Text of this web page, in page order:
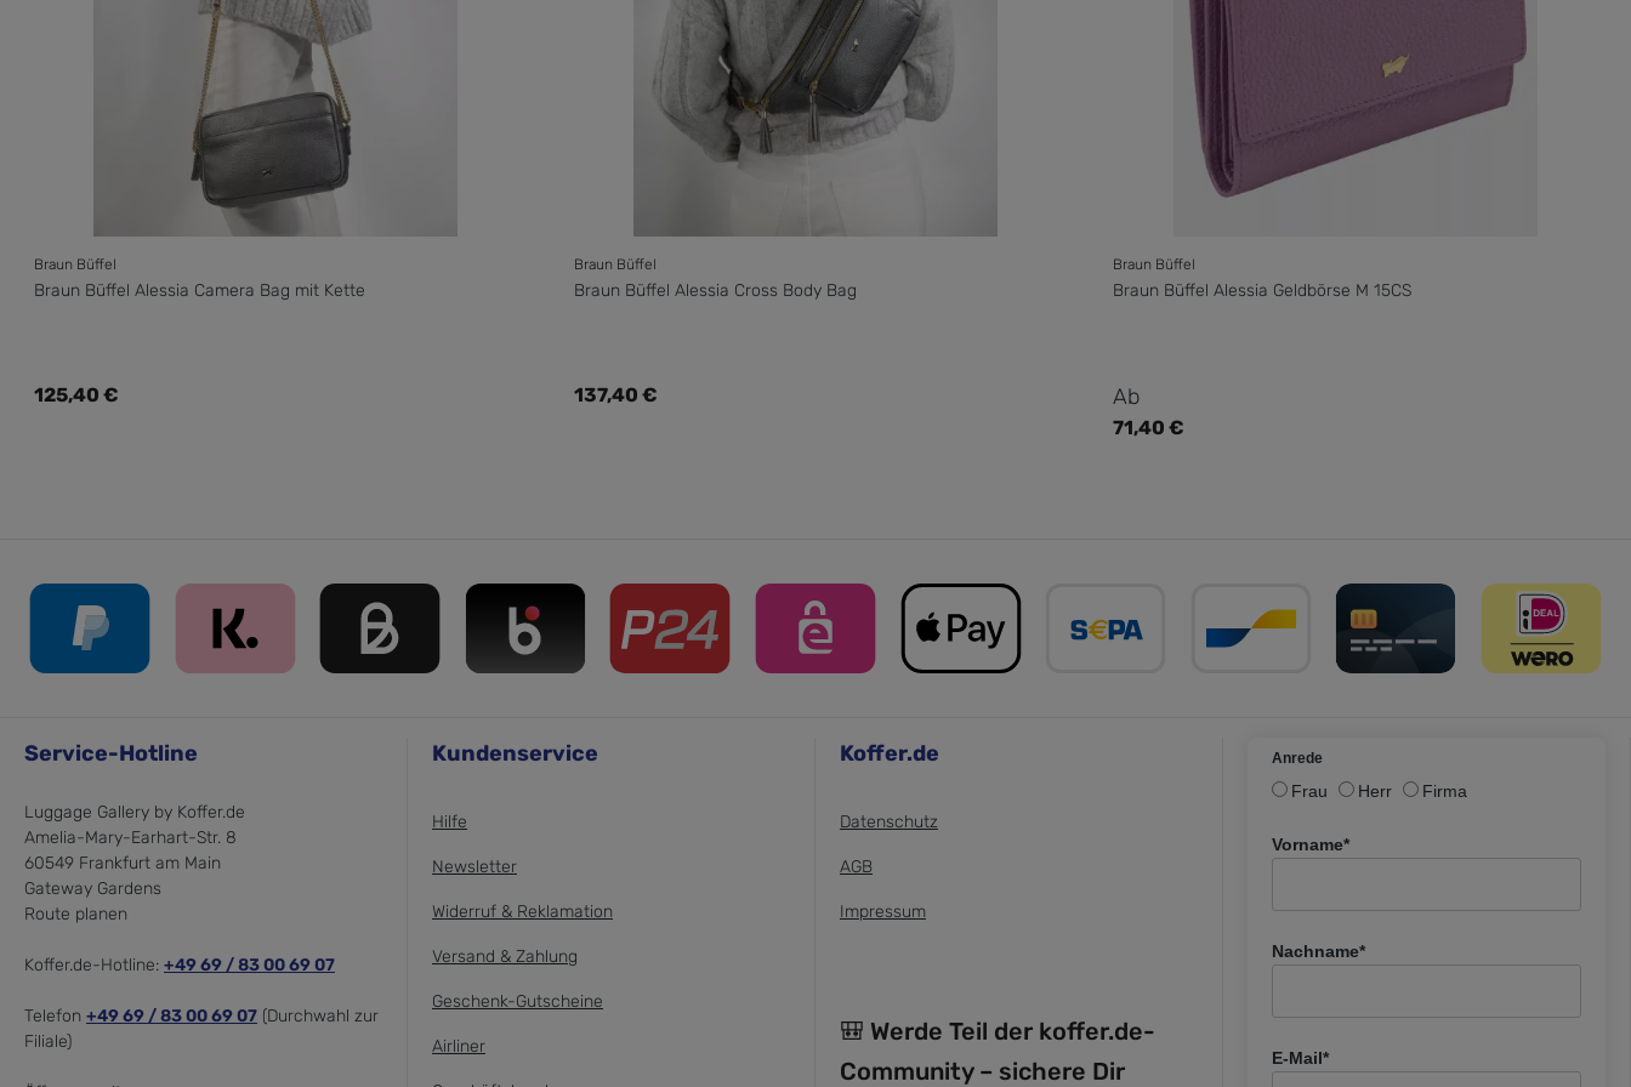
Braun Büffel
Braun Büffel Alessia Camera Bag mit Kette
Regulärer Preis:
125,40 €
Braun Büffel
Braun Büffel Alessia Cross Body Bag
Regulärer Preis:
137,40 €
Braun Büffel
Braun Büffel Alessia Geldbörse M 15CS
Regulärer Preis:
Ab
71,40 €
Service-Hotline
Luggage Gallery by Koffer.de
Amelia-Mary-Earhart-Str. 8
60549 Frankfurt am Main
Gateway Gardens
Route planen
Koffer.de-Hotline: +49 69 / 83 00 69 07
Telefon +49 69 / 83 00 69 07 (Durchwahl zur
Filiale)
Kundenservice
Hilfe
Newsletter
Widerruf & Reklamation
Versand & Zahlung
Geschenk-Gutscheine
Airliner
Koffer.de
Datenschutz
AGB
Impressum
🎒 Werde Teil der koffer.de-
Community – sichere Dir
Anrede
Frau Herr Firma
Vorname*
Nachname*
E-Mail*